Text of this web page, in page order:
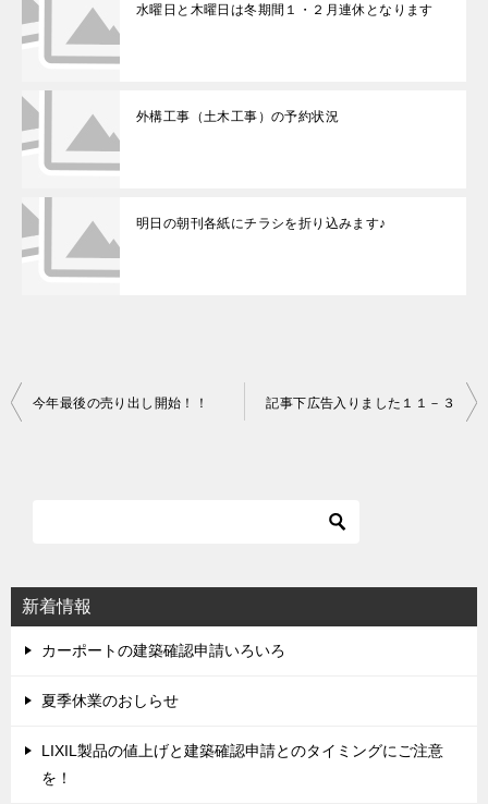
水曜日と木曜日は冬期間１・２月連休となります
外構工事（土木工事）の予約状況
明日の朝刊各紙にチラシを折り込みます♪
シ
ョ
ン
今年最後の売り出し開始！！ 記事下広告入りました１１－３
新着情報
カーポートの建築確認申請いろいろ
夏季休業のおしらせ
LIXIL製品の値上げと建築確認申請とのタイミングにご注意
を！